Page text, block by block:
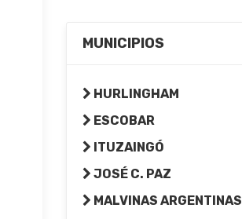
MUNICIPIOS
HURLINGHAM
ESCOBAR
ITUZAINGÓ
JOSÉ C. PAZ
MALVINAS ARGENTINAS